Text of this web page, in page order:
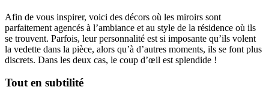
Afin de vous inspirer, voici des décors où les miroirs sont
parfaitement agencés à l’ambiance et au style de la résidence où ils
se trouvent. Parfois, leur personnalité est si imposante qu’ils volent
la vedette dans la pièce, alors qu’à d’autres moments, ils se font plus
discrets. Dans les deux cas, le coup d’œil est splendide !
Tout en subtilité